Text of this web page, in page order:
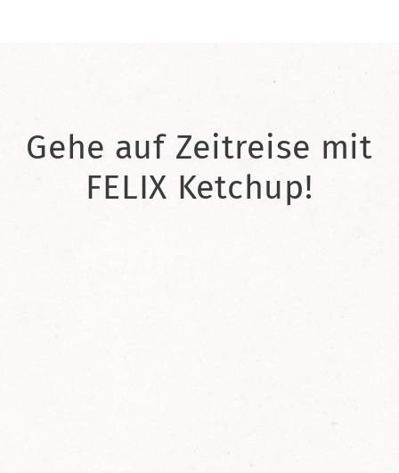
Gehe auf Zeitreise mit
FELIX Ketchup!